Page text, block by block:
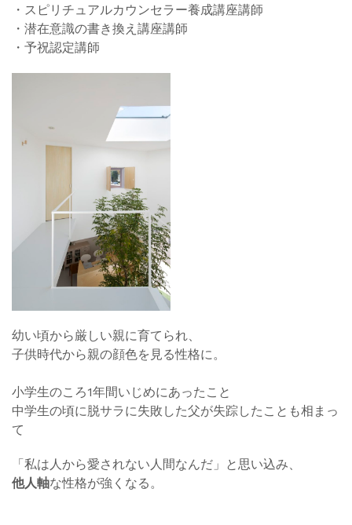
・スピリチュアルカウンセラー養成講座講師
・潜在意識の書き換え講座講師
・予祝認定講師
幼い頃から厳しい親に育てられ、
子供時代から親の顔色を見る性格に。
小学生のころ1年間いじめにあったこと
中学生の頃に脱サラに失敗した父が失踪したことも相まっ
て
「私は人から愛されない人間なんだ」と思い込み、
他人軸な性格が強くなる。